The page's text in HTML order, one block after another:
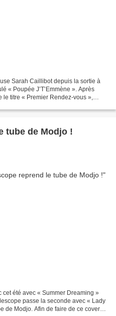
Sarah Caillibot depuis la sortie à
« Poupée J’T’Emmène ». Après
titre « Premier Rendez-vous »,
tube de Modjo !
cet été avec « Summer Dreaming »
passe la seconde avec « Lady
de Modjo. Afin de faire de ce cover